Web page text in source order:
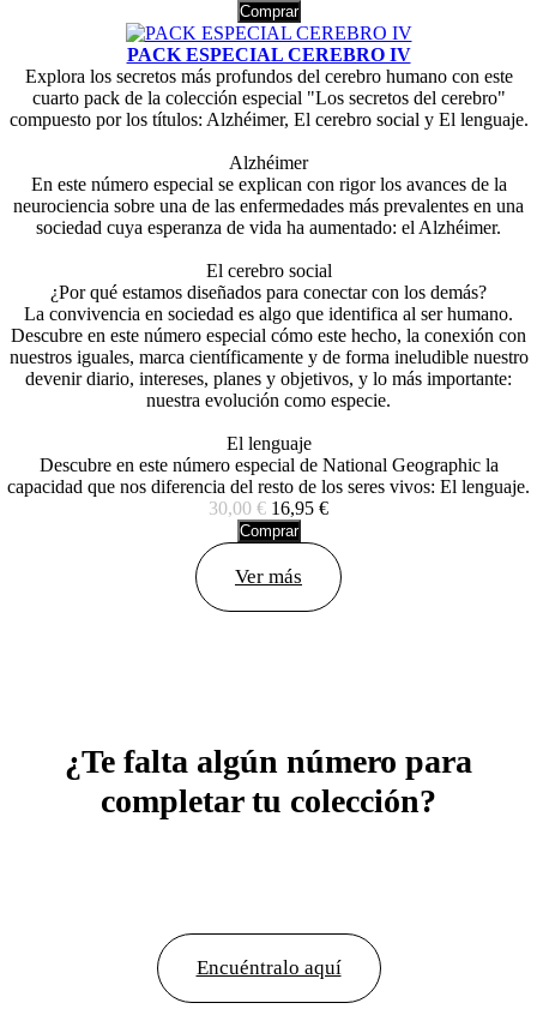
Comprar
PACK ESPECIAL CEREBRO IV
Explora los secretos más profundos del cerebro humano con este
cuarto pack de la colección especial "Los secretos del cerebro"
compuesto por los títulos: Alzhéimer, El cerebro social y El lenguaje.
Alzhéimer
En este número especial se explican con rigor los avances de la
neurociencia sobre una de las enfermedades más prevalentes en una
sociedad cuya esperanza de vida ha aumentado: el Alzhéimer.
El cerebro social
¿Por qué estamos diseñados para conectar con los demás?
La convivencia en sociedad es algo que identifica al ser humano.
Descubre en este número especial cómo este hecho, la conexión con
nuestros iguales, marca científicamente y de forma ineludible nuestro
devenir diario, intereses, planes y objetivos, y lo más importante:
nuestra evolución como especie.
El lenguaje
Descubre en este número especial de National Geographic la
capacidad que nos diferencia del resto de los seres vivos: El lenguaje.
30,00 € 16,95 €
Comprar
Ver más
¿Te falta algún número para
completar tu colección?
Encuéntralo aquí